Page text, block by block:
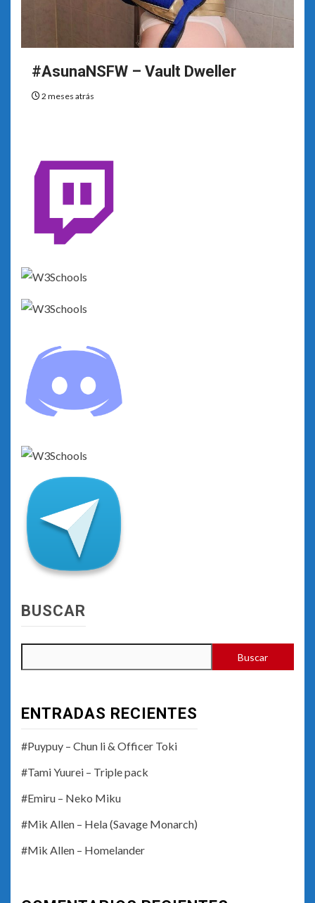
#AsunaNSFW – Vault Dweller
2 meses atrás
BUSCAR
Buscar
ENTRADAS RECIENTES
#Puypuy – Chun li & Officer Toki
#Tami Yuurei – Triple pack
#Emiru – Neko Miku
#Mik Allen – Hela (Savage Monarch)
#Mik Allen – Homelander